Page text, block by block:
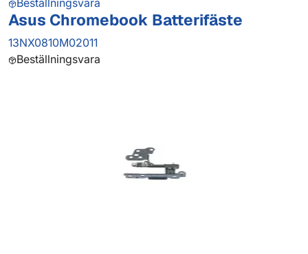
Beställningsvara
Asus Chromebook Batterifäste
13NX0810M02011
Beställningsvara